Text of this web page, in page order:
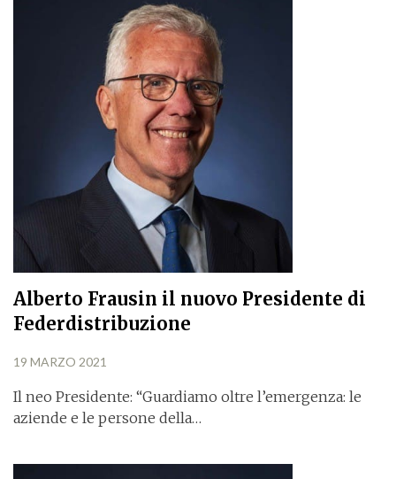
Alberto Frausin il nuovo Presidente di
Federdistribuzione
19 MARZO 2021
Il neo Presidente: “Guardiamo oltre l’emergenza: le
aziende e le persone della…